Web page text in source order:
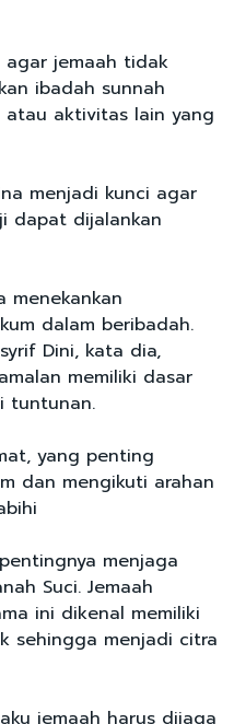
agar jemaah tidak
ibadah sunnah
atau aktivitas lain yang
menjadi kunci agar
dapat dijalankan
menekankan
dalam beribadah.
Dini, kata dia,
memiliki dasar
tuntunan.
yang penting
dan mengikuti arahan
menjaga
Suci. Jemaah
ini dikenal memiliki
sehingga menjadi citra
jemaah harus dijaga